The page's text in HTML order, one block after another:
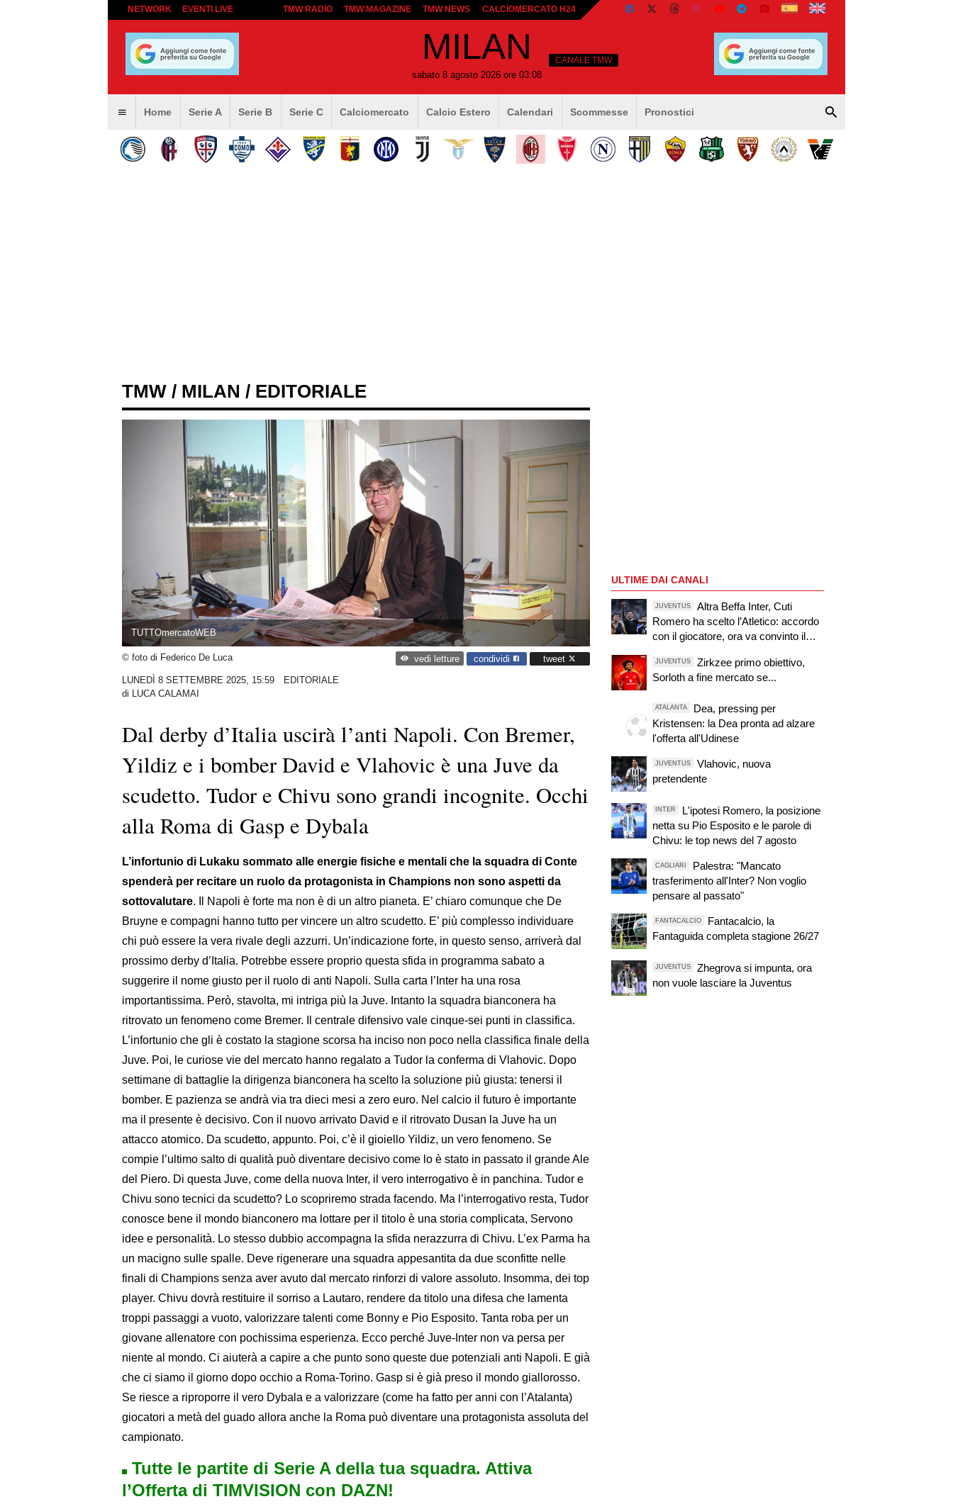
NETWORK EVENTI LIVE TMW RADIO TMW MAGAZINE TMW NEWS CALCIOMERCATO H24
MILAN
sabato 8 agosto 2026 ore 03:08
CANALE TMW
Home Serie A Serie B Serie C Calciomercato Calcio Estero Calendari Scommesse Pronostici
TMW / MILAN / EDITORIALE
TUTTOmercatoWEB
© foto di Federico De Luca vedi letture condividi tweet
LUNEDÌ 8 SETTEMBRE 2025, 15:59
EDITORIALE
di LUCA CALAMAI
Dal derby d’Italia uscirà l’anti Napoli. Con Bremer,
Yildiz e i bomber David e Vlahovic è una Juve da
scudetto. Tudor e Chivu sono grandi incognite. Occhi
alla Roma di Gasp e Dybala
L’infortunio di Lukaku sommato alle energie fisiche e mentali che la squadra di Conte
spenderà per recitare un ruolo da protagonista in Champions non sono aspetti da
sottovalutare. Il Napoli è forte ma non è di un altro pianeta. E’ chiaro comunque che De
Bruyne e compagni hanno tutto per vincere un altro scudetto. E’ più complesso individuare
chi può essere la vera rivale degli azzurri. Un’indicazione forte, in questo senso, arriverà dal
prossimo derby d’Italia. Potrebbe essere proprio questa sfida in programma sabato a
suggerire il nome giusto per il ruolo di anti Napoli. Sulla carta l’Inter ha una rosa
importantissima. Però, stavolta, mi intriga più la Juve. Intanto la squadra bianconera ha
ritrovato un fenomeno come Bremer. Il centrale difensivo vale cinque-sei punti in classifica.
L’infortunio che gli è costato la stagione scorsa ha inciso non poco nella classifica finale della
Juve. Poi, le curiose vie del mercato hanno regalato a Tudor la conferma di Vlahovic. Dopo
settimane di battaglie la dirigenza bianconera ha scelto la soluzione più giusta: tenersi il
bomber. E pazienza se andrà via tra dieci mesi a zero euro. Nel calcio il futuro è importante
ma il presente è decisivo. Con il nuovo arrivato David e il ritrovato Dusan la Juve ha un
attacco atomico. Da scudetto, appunto. Poi, c’è il gioiello Yildiz, un vero fenomeno. Se
compie l’ultimo salto di qualità può diventare decisivo come lo è stato in passato il grande Ale
del Piero. Di questa Juve, come della nuova Inter, il vero interrogativo è in panchina. Tudor e
Chivu sono tecnici da scudetto? Lo scopriremo strada facendo. Ma l’interrogativo resta, Tudor
conosce bene il mondo bianconero ma lottare per il titolo è una storia complicata, Servono
idee e personalità. Lo stesso dubbio accompagna la sfida nerazzurra di Chivu. L’ex Parma ha
un macigno sulle spalle. Deve rigenerare una squadra appesantita da due sconfitte nelle
finali di Champions senza aver avuto dal mercato rinforzi di valore assoluto. Insomma, dei top
player. Chivu dovrà restituire il sorriso a Lautaro, rendere da titolo una difesa che lamenta
troppi passaggi a vuoto, valorizzare talenti come Bonny e Pio Esposito. Tanta roba per un
giovane allenatore con pochissima esperienza. Ecco perché Juve-Inter non va persa per
niente al mondo. Ci aiuterà a capire a che punto sono queste due potenziali anti Napoli. E già
che ci siamo il giorno dopo occhio a Roma-Torino. Gasp si è già preso il mondo giallorosso.
Se riesce a riproporre il vero Dybala e a valorizzare (come ha fatto per anni con l’Atalanta)
giocatori a metà del guado allora anche la Roma può diventare una protagonista assoluta del
campionato.
Tutte le partite di Serie A della tua squadra. Attiva
l’Offerta di TIMVISION con DAZN!
ULTIME DAI CANALI
JUVENTUS
Altra Beffa Inter, Cuti
Romero ha scelto l’Atletico: accordo
con il giocatore, ora va convinto il
JUVENTUS
Zirkzee primo obiettivo,
Sorloth a fine mercato se...
ATALANTA
Dea, pressing per
Kristensen: la Dea pronta ad alzare
l'offerta all'Udinese
JUVENTUS
Vlahovic, nuova
pretendente
INTER
L'ipotesi Romero, la posizione
netta su Pio Esposito e le parole di
Chivu: le top news del 7 agosto
CAGLIARI
Palestra: "Mancato
trasferimento all'Inter? Non voglio
pensare al passato"
FANTACALCIO
Fantacalcio, la
Fantaguida completa stagione 26/27
JUVENTUS
Zhegrova si impunta, ora
non vuole lasciare la Juventus